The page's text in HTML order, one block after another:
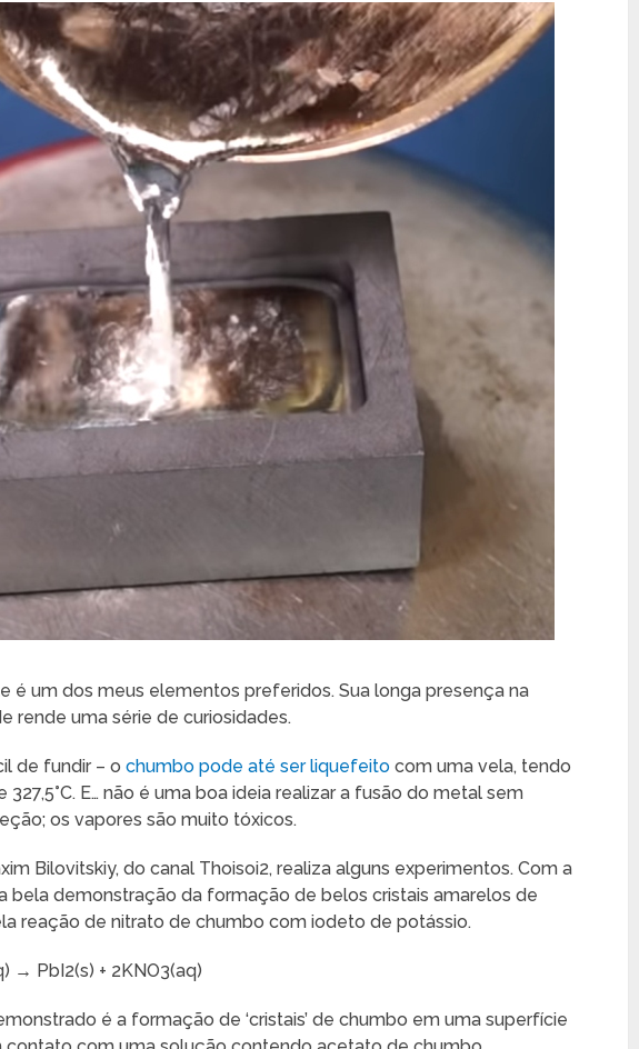
é um dos meus elementos preferidos. Sua longa presença na
rende uma série de curiosidades.
de fundir – o chumbo pode até ser liquefeito com uma vela, tendo
E… não é uma boa ideia realizar a fusão do metal sem
os vapores são muito tóxicos.
Bilovitskiy, do canal Thoisoi2, realiza alguns experimentos. Com a
bela demonstração da formação de belos cristais amarelos de
reação de nitrato de chumbo com iodeto de potássio.
→ PbI2(s) + 2KNO3(aq)
é a formação de ‘cristais’ de chumbo em uma superfície